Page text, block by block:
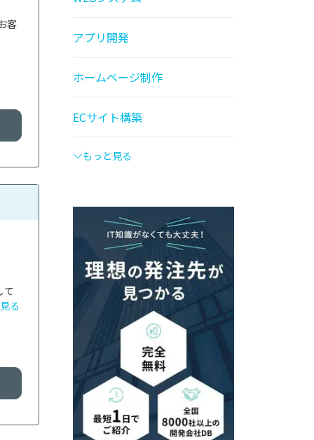
客
て
る
アプリ開発
ホームページ制作
ECサイト構築
もっと見る